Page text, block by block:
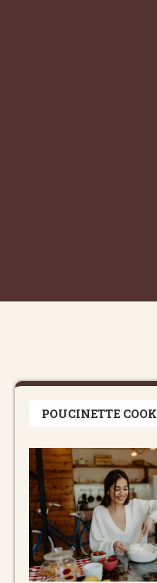
POUCINETTE COOK